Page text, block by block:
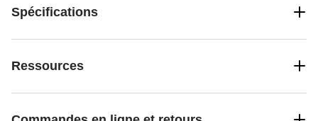
Spécifications
Ressources